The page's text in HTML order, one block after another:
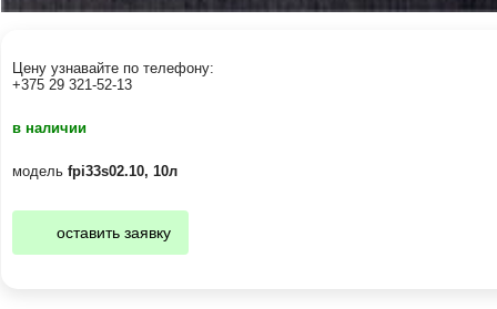
Цену узнавайте по телефону:
+375 29 321-52-13
в наличии
модель fpi33s02.10, 10л
оставить заявку